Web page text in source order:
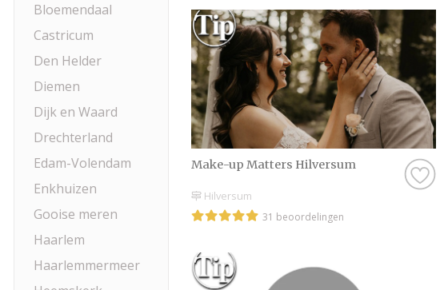
Bloemendaal
Castricum
Den Helder
Diemen
Dijk en Waard
Drechterland
Edam-Volendam
Enkhuizen
Gooise meren
Haarlem
Haarlemmermeer
Make-up Matters Hilversum
Hilversum
31 beoordelingen